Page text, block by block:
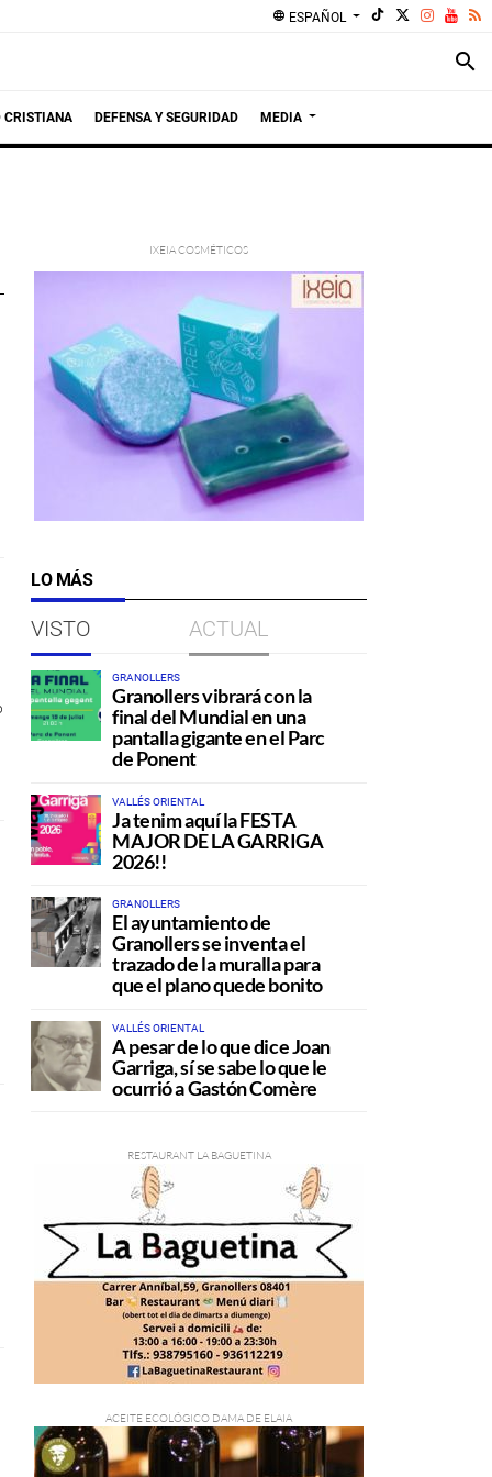
language ESPAÑOL
search
CRISTIANA DEFENSA Y SEGURIDAD MEDIA
LO MÁS
VISTO ACTUAL
GRANOLLERS
Granollers vibrará con la
final del Mundial en una
pantalla gigante en el Parc
de Ponent
VALLÉS ORIENTAL
Ja tenim aquí la FESTA
MAJOR DE LA GARRIGA
2026!!
GRANOLLERS
El ayuntamiento de
Granollers se inventa el
trazado de la muralla para
que el plano quede bonito
VALLÉS ORIENTAL
A pesar de lo que dice Joan
Garriga, sí se sabe lo que le
ocurrió a Gastón Comère